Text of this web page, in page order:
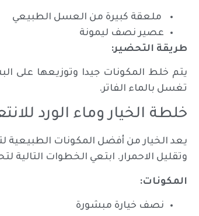
ملعقة كبيرة من العسل الطبيعي
عصير نصف ليمونة
طريقة التحضير:
تغسل بالماء الفاتر.
خلطة الخيار وماء الورد
يعد الخيار من أفضل المكونات الطبيعية
وتقليل الاحمرار. ابتعي الخطوات التالية
المكونات:
نصف خيارة مبشورة